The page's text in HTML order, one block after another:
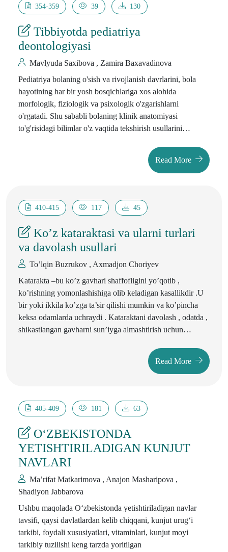
354-359 39 130
Tibbiyotda pediatriya
deontologiyasi
Mavlyuda Saxibova , Zamira Baxavadinova
Pediatriya bolaning o'sish va rivojlanish davrlarini, bola
hayotining har bir yosh bosqichlariga xos alohida
morfologik, fiziologik va psixologik o'zgarishlarni
o'rgatadi. Shu sababli bolaning klinik anatomiyasi
to'g'risidagi bilimlar o'z vaqtida tekshirish usullarini
Bundan tashqari, asosiy anatomo-fiziologik xususiyatlarni
hisobga olish, bolaning kun tartibi va hayot muhitini aniq
yaxshi psixolog va pedagog bo'lishi kerak. Bu unga ota -
ona va bemor oldida o'z obro'sini ko'tarishga yordam
beradi, natijada bolani tezroq tuzalishiga olib keladi. Bola
organizmi nozik bo’ladi, shuning uchun bolani
parvarishlash tartibi buzilsa, bola tez-tez kasallanadi. Bola
injiq, yig'loqi bo'lib qoladi, sizga ko'rinishdan bosh tortadi.
tashhis qo'yishingiz va davolashingiz shart.
Read More
410-415 117 45
Ko’z kataraktasi va ularni turlari
va davolash usullari
To’lqin Buzrukov , Axmadjon Choriyev
Katarakta –bu ko’z gavhari shaffofligini yo’qotib ,
ko’rishning yomonlashishiga olib keladigan kasallikdir .U
bir yoki ikkila ko’zga ta’sir qilishi mumkin va ko’pincha
keksa odamlarda uchraydi . Kataraktani davolash , odatda ,
shikastlangan gavharni sun’iyga almashtirish uchun
Read More
405-409 181 63
OʻZBEKISTONDA
YETISHTIRILADIGAN KUNJUT
NAVLARI
Ma’rifat Matkarimova , Anajon Masharipova ,
Shadiyon Jabbarova
Ushbu maqolada O‘zbekistonda yetishtiriladigan navlar
tavsifi, qaysi davlatlardan kelib chiqqani, kunjut urugʻi
tarkibi, foydali xususiyatlari, vitaminlari, kunjut moyi
tarkibiy tuzilishi keng tarzda yoritilgan